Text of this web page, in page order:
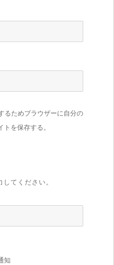
るためブラウザーに自分の
を保存する。
てください。
知